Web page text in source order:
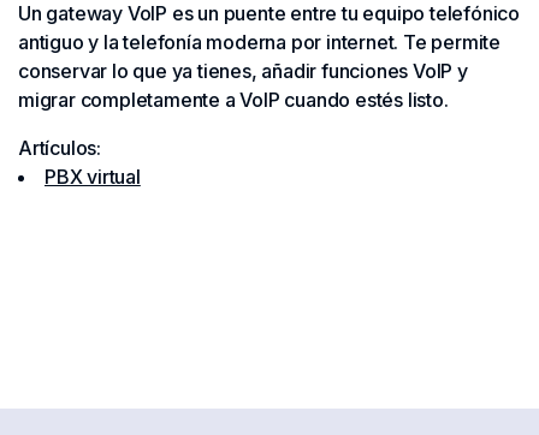
Un gateway VoIP es un puente entre tu equipo telefónico
antiguo y la telefonía moderna por internet. Te permite
conservar lo que ya tienes, añadir funciones VoIP y
migrar completamente a VoIP cuando estés listo.
Artículos:
PBX virtual